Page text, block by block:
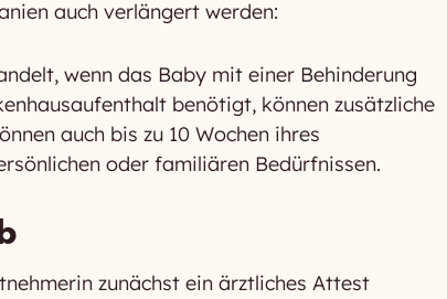
auch verlängert werden:
wenn das Baby mit einer Behinderung
benötigt, können zusätzliche
auch bis zu 10 Wochen ihres
oder familiären Bedürfnissen.
zunächst ein ärztliches Attest